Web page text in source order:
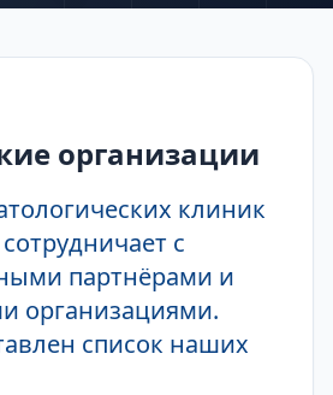
организации
клиник
с
партнёрами и
организациями.
список наших